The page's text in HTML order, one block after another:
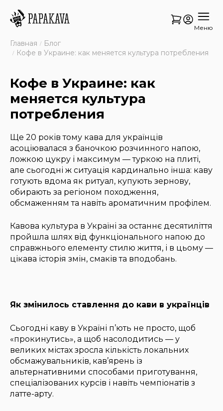
Меню
Главная
Блог
Кофе в Украине: как меняется культура потребления
Кофе в Украине: как
меняется культура
потребления
Ще 20 років тому кава для українців
асоціювалася з баночкою розчинного напою,
ложкою цукру і максимум — туркою на плиті,
але сьогодні ж ситуація кардинально інша: каву
готують вдома як ритуал, купують зернову,
обирають за регіоном походження,
обсмаженням та навіть ароматичним профілем.
Кавова культура в Україні за останнє десятиліття
пройшла шлях від функціонального напою до
справжнього елементу стилю життя, і в цьому —
цікава історія змін, смаків та вподобань.
Як змінилось ставлення до кави в українців
Сьогодні каву в Україні п’ють не просто, щоб
«прокинутись», а щоб насолодитись — у
великих містах зросла кількість локальних
обсмажувальників, кав’ярень із
альтернативними способами приготування,
спеціалізованих курсів і навіть чемпіонатів з
латте-арту.